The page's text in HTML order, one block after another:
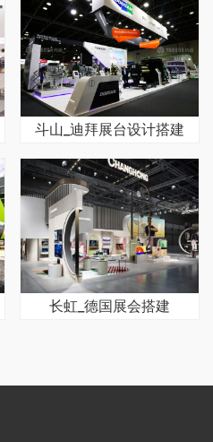
斗山_迪拜展台设计搭建
长虹_德国展会搭建